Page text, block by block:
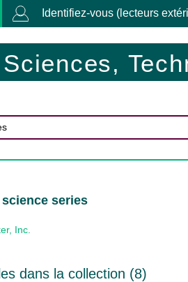
Identifiez-vous (lecteurs
series
Inc.
dans la collection (8)